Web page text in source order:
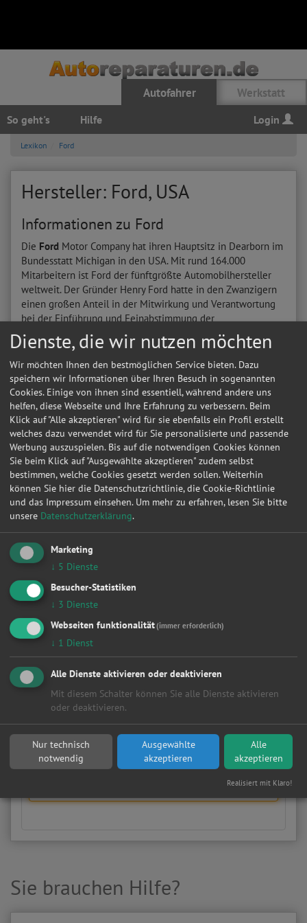
Autofahrer Werkstatt
So geht's Hilfe Login
Lexikon Ford
Hersteller: Ford, USA
Informationen zu Ford
Die Ford Motor Company hat ihren Hauptsitz in Dearborn im
Bundesstatt Michigan in den USA. Mit rund 164.000
Mitarbeitern ist Ford der fünftgrößte Automobilhersteller
weltweit. Der Gründer Henry Ford hatte in den Zwanzigern
einen großen Anteil in der Mitwirkung und Verantwortung
bei der Einführung und Feinabstimmung der
Fließbandproduktion in der Autoindustrie. Mit dem Modell T
„Tin Lizzy“ war Ford mit rund 15 Millionen produzierten
Fahrzeugen seit 1927 das meist verkaufte Auto der Welt,
wurde dann aber im Jahr 1972 vom VW Käfer abgelöst.
Während Ford seit einigen Jahren nicht mehr der
Mutterkonzern von Volvo, Jaguar und Landrover ist, gehören
Lincoln und Troller heute noch zum Konzern.
Auch Ford-Fahrzeugemüssen gewartet und repariert
werden. Für Verbraucher stehen hierFord-
Vertragswerkstätten, aber auch freie KFZ-Werkstätten zur
Verfügung. Die Preisunterschiede sind hier oft eklatant.
Daher ist ein WerkstattPreisvergleichfür Sie als
Fahrzeughalter immer lohnenswert.
In diesem Autohersteller-Lexikon finden zum Thema Ford
noch weitere Informationen über:
bei Ford undZahnriemenwechsel bei Ford
Hier können Sie kostenlos Werkstattangebote einholen!
Wählen Sie Hersteller und Modell Ihres Fahrzeugs aus
den folgenden Listen aus.
Hersteller:
Sie brauchen Hilfe?
Dienste, die wir nutzen möchten
Wir möchten Ihnen den bestmöglichen Service bieten. Dazu
speichern wir Informationen über Ihren Besuch in sogenannten
Cookies. Einige von ihnen sind essentiell, während andere uns
helfen, diese Webseite und Ihre Erfahrung zu verbessern. Beim
Klick auf "Alle akzeptieren" wird für sie ebenfalls ein Profil erstellt
welches dazu verwendet wird für Sie personalisierte und passende
Werbung auszuspielen. Bis auf die notwendigen Cookies können
Sie beim Klick auf "Ausgewählte akzeptieren" zudem selbst
bestimmen, welche Cookies gesetzt werden sollen. Weiterhin
können Sie hier die Datenschutzrichtlinie, die Cookie-Richtlinie
und das Impressum einsehen. Um mehr zu erfahren, lesen Sie bitte
unsere Datenschutzerklärung.
Marketing
↓ 5 Dienste
Besucher-Statistiken
↓ 3 Dienste
Webseiten funktionalität(immer erforderlich)
↓ 1 Dienst
Alle Dienste aktivieren oder deaktivieren
Mit diesem Schalter können Sie alle Dienste aktivieren
oder deaktivieren.
Nur technisch
notwendig
Ausgewählte
akzeptieren
Alle
akzeptieren
Realisiert mit Klaro!